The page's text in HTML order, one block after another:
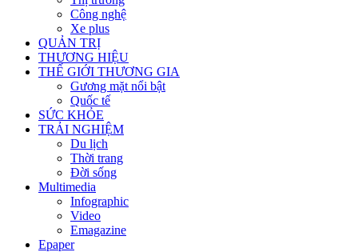
Công nghệ
Xe plus
QUẢN TRỊ
THƯƠNG HIỆU
THẾ GIỚI THƯƠNG GIA
Gương mặt nổi bật
Quốc tế
SỨC KHỎE
TRẢI NGHIỆM
Du lịch
Thời trang
Đời sống
Multimedia
Infographic
Video
Emagazine
Epaper